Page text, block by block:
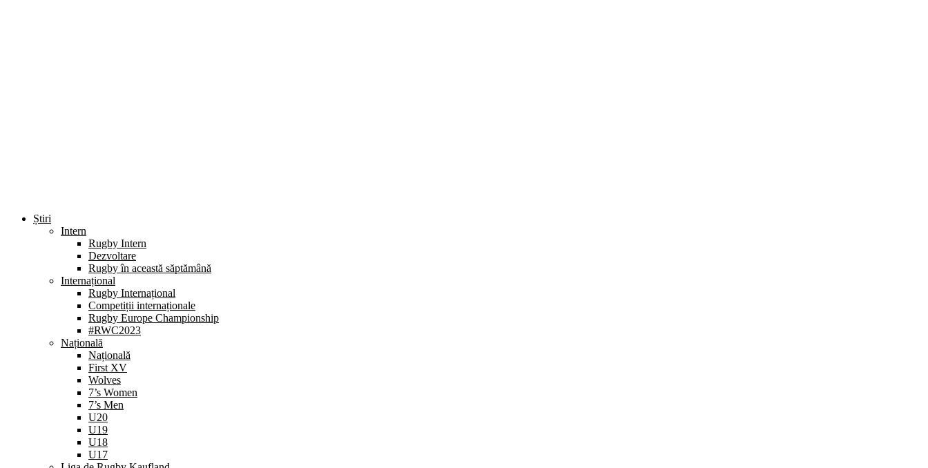
Știri
Intern
Rugby Intern
Dezvoltare
Rugby în această săptămână
Internațional
Rugby Internațional
Competiții internaționale
Rugby Europe Championship
#RWC2023
Națională
Națională
First XV
Wolves
7’s Women
7’s Men
U20
U19
U18
U17